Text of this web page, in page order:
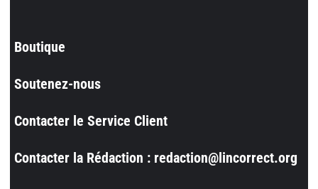
Boutique
Soutenez-nous
Contacter le Service Client
Contacter la Rédaction : redaction@lincorrect.org